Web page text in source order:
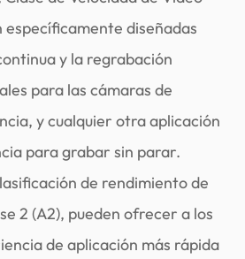
específicamente diseñadas
y la regrabación
para las cámaras de
y cualquier otra aplicación
para grabar sin parar.
de rendimiento de
2 (A2), pueden ofrecer a los
de aplicación más rápida